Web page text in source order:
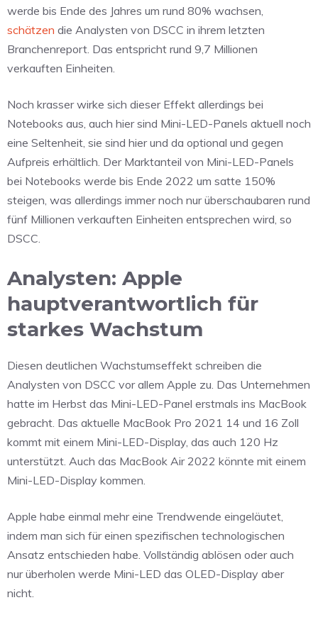
werde bis Ende des Jahres um rund 80% wachsen,
schätzen die Analysten von DSCC in ihrem letzten
Branchenreport. Das entspricht rund 9,7 Millionen
verkauften Einheiten.
Noch krasser wirke sich dieser Effekt allerdings bei
Notebooks aus, auch hier sind Mini-LED-Panels aktuell noch
eine Seltenheit, sie sind hier und da optional und gegen
Aufpreis erhältlich. Der Marktanteil von Mini-LED-Panels
bei Notebooks werde bis Ende 2022 um satte 150%
steigen, was allerdings immer noch nur überschaubaren rund
fünf Millionen verkauften Einheiten entsprechen wird, so
DSCC.
Analysten: Apple
hauptverantwortlich für
starkes Wachstum
Diesen deutlichen Wachstumseffekt schreiben die
Analysten von DSCC vor allem Apple zu. Das Unternehmen
hatte im Herbst das Mini-LED-Panel erstmals ins MacBook
gebracht. Das aktuelle MacBook Pro 2021 14 und 16 Zoll
kommt mit einem Mini-LED-Display, das auch 120 Hz
unterstützt. Auch das MacBook Air 2022 könnte mit einem
Mini-LED-Display kommen.
Apple habe einmal mehr eine Trendwende eingeläutet,
indem man sich für einen spezifischen technologischen
Ansatz entschieden habe. Vollständig ablösen oder auch
nur überholen werde Mini-LED das OLED-Display aber
nicht.